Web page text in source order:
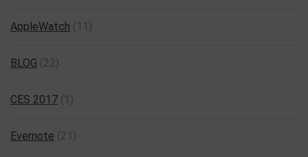
AppleWatch (11)
BLOG (22)
CES 2017 (1)
Evernote (21)